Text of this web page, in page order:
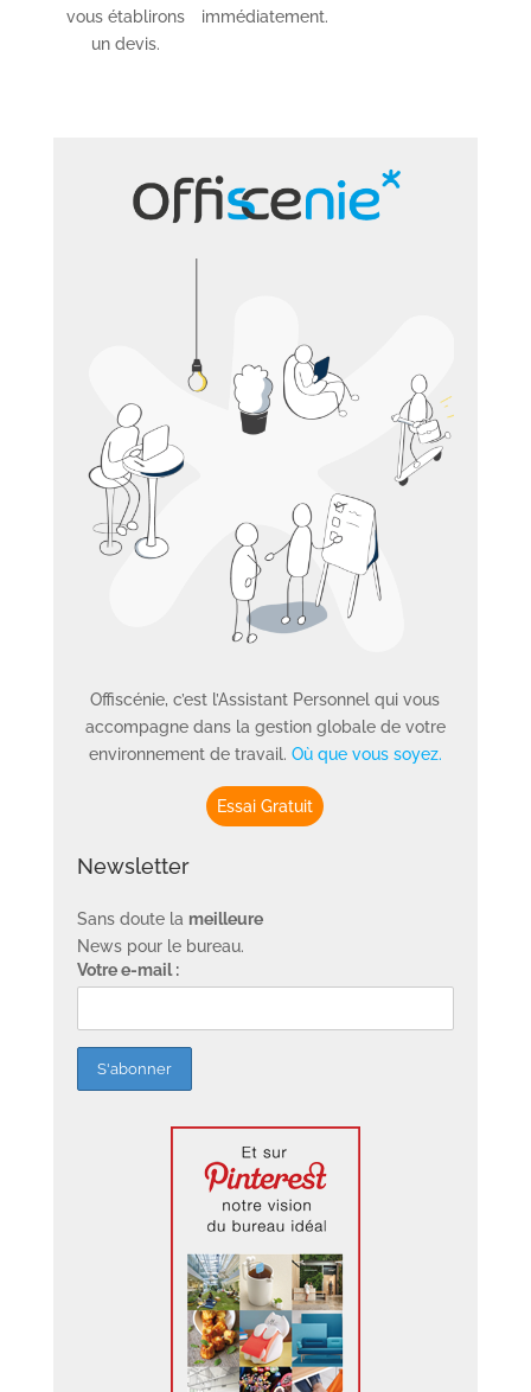
vous établirons
un devis.
immédiatement.
Offiscénie, c’est l’Assistant Personnel qui vous
accompagne dans la gestion globale de votre
environnement de travail. Où que vous soyez.
Essai Gratuit
Newsletter
Sans doute la meilleure
News pour le bureau.
Votre e-mail :